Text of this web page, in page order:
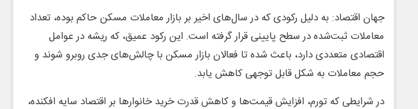
جهان اقتصاد: به دلیل رکودی که در سال‌های اخیر بر بازار معاملات مسکن حاکم بوده، تعداد
معاملات ثبت‌شده در سطح پایینی قرار گرفته است. این رکود عمیق، که ریشه در عوامل
اقتصادی متعددی دارد، باعث شده تا فعالان بازار مسکن با چالش‌های جدی روبرو شوند و
حجم معاملات به شکل قابل توجهی کاهش یابد.
در شرایطی که تورم، افزایش قیمت‌ها و کاهش قدرت خرید خانوارها بر اقتصاد سایه افکنده،